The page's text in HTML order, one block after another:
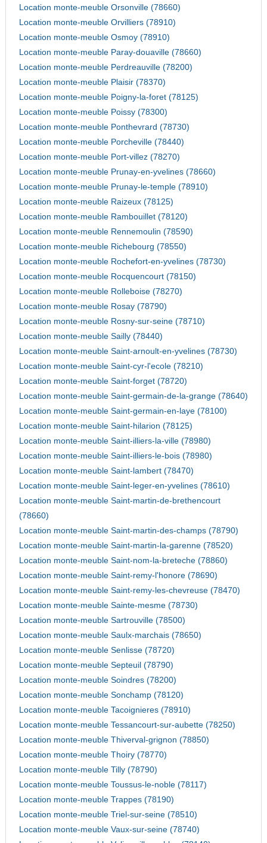
Location monte-meuble Orsonville (78660)
Location monte-meuble Orvilliers (78910)
Location monte-meuble Osmoy (78910)
Location monte-meuble Paray-douaville (78660)
Location monte-meuble Perdreauville (78200)
Location monte-meuble Plaisir (78370)
Location monte-meuble Poigny-la-foret (78125)
Location monte-meuble Poissy (78300)
Location monte-meuble Ponthevrard (78730)
Location monte-meuble Porcheville (78440)
Location monte-meuble Port-villez (78270)
Location monte-meuble Prunay-en-yvelines (78660)
Location monte-meuble Prunay-le-temple (78910)
Location monte-meuble Raizeux (78125)
Location monte-meuble Rambouillet (78120)
Location monte-meuble Rennemoulin (78590)
Location monte-meuble Richebourg (78550)
Location monte-meuble Rochefort-en-yvelines (78730)
Location monte-meuble Rocquencourt (78150)
Location monte-meuble Rolleboise (78270)
Location monte-meuble Rosay (78790)
Location monte-meuble Rosny-sur-seine (78710)
Location monte-meuble Sailly (78440)
Location monte-meuble Saint-arnoult-en-yvelines (78730)
Location monte-meuble Saint-cyr-l'ecole (78210)
Location monte-meuble Saint-forget (78720)
Location monte-meuble Saint-germain-de-la-grange (78640)
Location monte-meuble Saint-germain-en-laye (78100)
Location monte-meuble Saint-hilarion (78125)
Location monte-meuble Saint-illiers-la-ville (78980)
Location monte-meuble Saint-illiers-le-bois (78980)
Location monte-meuble Saint-lambert (78470)
Location monte-meuble Saint-leger-en-yvelines (78610)
Location monte-meuble Saint-martin-de-brethencourt
(78660)
Location monte-meuble Saint-martin-des-champs (78790)
Location monte-meuble Saint-martin-la-garenne (78520)
Location monte-meuble Saint-nom-la-breteche (78860)
Location monte-meuble Saint-remy-l'honore (78690)
Location monte-meuble Saint-remy-les-chevreuse (78470)
Location monte-meuble Sainte-mesme (78730)
Location monte-meuble Sartrouville (78500)
Location monte-meuble Saulx-marchais (78650)
Location monte-meuble Senlisse (78720)
Location monte-meuble Septeuil (78790)
Location monte-meuble Soindres (78200)
Location monte-meuble Sonchamp (78120)
Location monte-meuble Tacoignieres (78910)
Location monte-meuble Tessancourt-sur-aubette (78250)
Location monte-meuble Thiverval-grignon (78850)
Location monte-meuble Thoiry (78770)
Location monte-meuble Tilly (78790)
Location monte-meuble Toussus-le-noble (78117)
Location monte-meuble Trappes (78190)
Location monte-meuble Triel-sur-seine (78510)
Location monte-meuble Vaux-sur-seine (78740)